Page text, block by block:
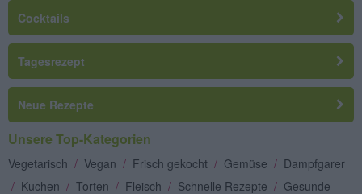
Cocktails
Tagesrezept
Neue Rezepte
Unsere Top-Kategorien
Vegetarisch / Vegan / Frisch gekocht / Gemüse / Dampfgarer
/ Kuchen / Torten / Fleisch / Schnelle Rezepte / Gesunde